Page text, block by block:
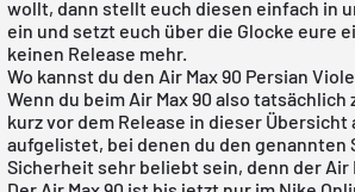
wollt, dann stellt euch diesen einfach in
ein und setzt euch über die Glocke eure
keinen Release mehr.
Wo kannst du den Air Max 90 Persian
Wenn du beim Air Max 90 also
kurz vor dem Release in dieser
aufgelistet, bei denen du den genannten
Sicherheit sehr beliebt sein, denn der Air